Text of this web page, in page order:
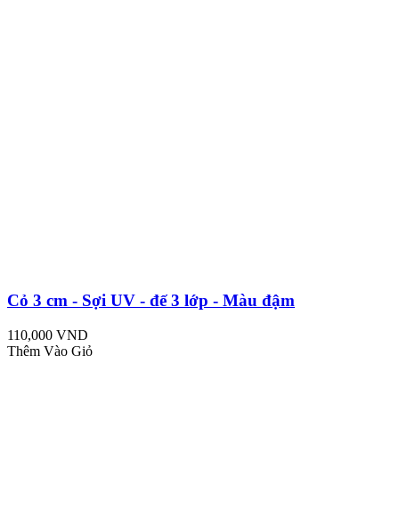
Cỏ 3 cm - Sợi UV - đế 3 lớp - Màu đậm
110,000 VND
Thêm Vào Giỏ